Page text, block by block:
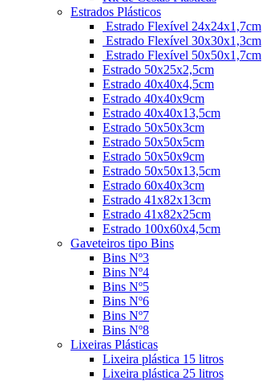
Estrados Plásticos
Estrado Flexível 24x24x1,7cm
Estrado Flexível 30x30x1,3cm
Estrado Flexível 50x50x1,7cm
Estrado 50x25x2,5cm
Estrado 40x40x4,5cm
Estrado 40x40x9cm
Estrado 40x40x13,5cm
Estrado 50x50x3cm
Estrado 50x50x5cm
Estrado 50x50x9cm
Estrado 50x50x13,5cm
Estrado 60x40x3cm
Estrado 41x82x13cm
Estrado 41x82x25cm
Estrado 100x60x4,5cm
Gaveteiros tipo Bins
Bins Nº3
Bins Nº4
Bins Nº5
Bins Nº6
Bins Nº7
Bins Nº8
Lixeiras Plásticas
Lixeira plástica 15 litros
Lixeira plástica 25 litros